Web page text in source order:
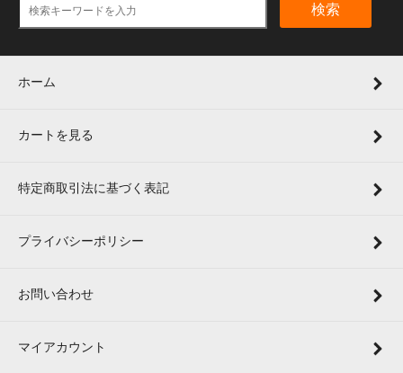
検索
ホーム
カートを見る
特定商取引法に基づく表記
プライバシーポリシー
お問い合わせ
マイアカウント